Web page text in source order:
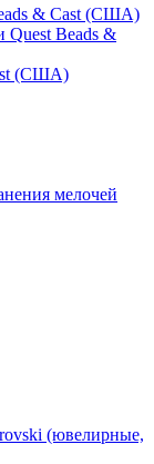
& Cast (США)
Quest Beads &
(США)
мелочей
(ювелирные,